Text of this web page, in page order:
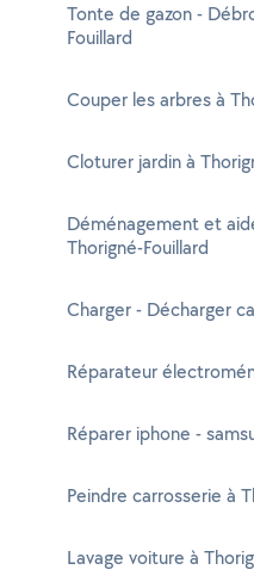
Tonte de gazon -
Fouillard
Couper les arbres à
Cloturer jardin à
Déménagement et
Thorigné-Fouillard
Charger - Décharger
Réparateur
Réparer iphone -
Peindre carrosserie à
Lavage voiture à